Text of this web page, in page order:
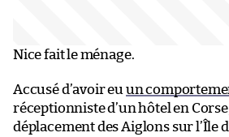
Nice fait le ménage.
Accusé d’avoir eu un
réceptionniste d’un hôtel en
déplacement des Aiglons sur l’Île